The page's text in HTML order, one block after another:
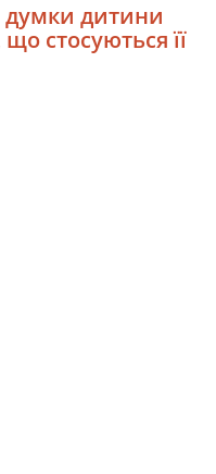
думки дитини
стосуються її